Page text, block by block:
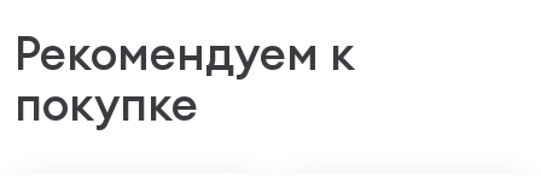
Рекомендуем к
покупке